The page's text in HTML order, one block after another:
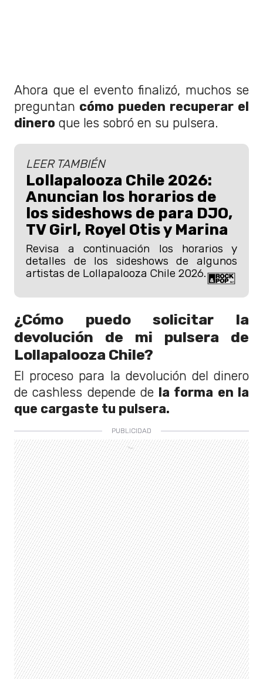
Ahora que el evento finalizó, muchos se
preguntan cómo pueden recuperar el
dinero que les sobró en su pulsera.
LEER TAMBIÉN
Lollapalooza Chile 2026:
Anuncian los horarios de
los sideshows de para DJO,
TV Girl, Royel Otis y Marina
Revisa a continuación los horarios y
detalles de los sideshows de algunos
artistas de Lollapalooza Chile 2026.
¿Cómo puedo solicitar la
devolución de mi pulsera de
Lollapalooza Chile?
El proceso para la devolución del dinero
de cashless depende de la forma en la
que cargaste tu pulsera.